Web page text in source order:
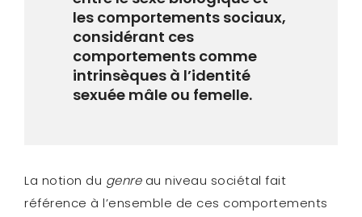
les comportements sociaux,
considérant ces
comportements comme
intrinsèques à l’identité
sexuée mâle ou femelle.
La notion du genreau niveau sociétal fait
référence à l’ensemble de ces comportements